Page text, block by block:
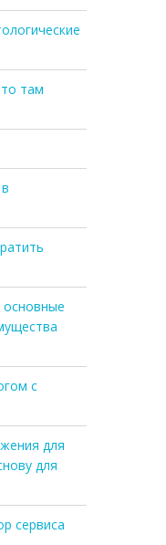
там
с
для
для
сервиса